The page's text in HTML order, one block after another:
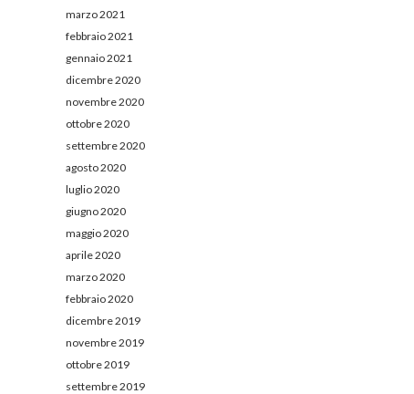
marzo 2021
febbraio 2021
gennaio 2021
dicembre 2020
novembre 2020
ottobre 2020
settembre 2020
agosto 2020
luglio 2020
giugno 2020
maggio 2020
aprile 2020
marzo 2020
febbraio 2020
dicembre 2019
novembre 2019
ottobre 2019
settembre 2019